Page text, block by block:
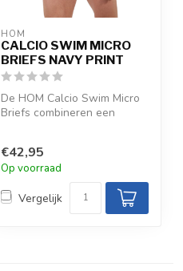
HOM
CALCIO SWIM MICRO
BRIEFS NAVY PRINT
De HOM Calcio Swim Micro
Briefs combineren een
€42,95
Op voorraad
Vergelijk